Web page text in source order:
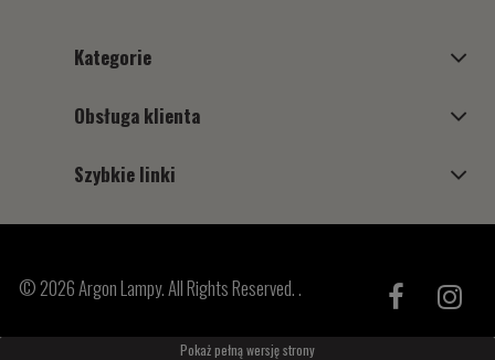
Kategorie
Obsługa klienta
Szybkie linki
© 2026 Argon Lampy. All Rights Reserved. .
Pokaż pełną wersję strony